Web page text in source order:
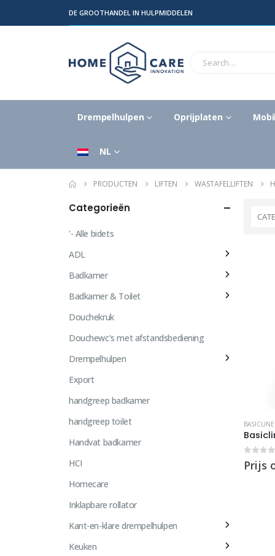
DE GROOTHANDEL IN HULPMIDDELEN
Drempelhulpen Oprijplaten
NL
PRODUCTEN LIFTEN WASTAFELLIFTEN
out
Prijs
Categorieën
'- Alle bidets
ADL
Badkamer
Badkamer & Toilet
Douchekruk
Douchewc's met afstandsbediening
Drempelhulpen
Export
handgreep badkamer
handgreep toilet
Handvat badkamer
HCI
Homecare
Inklapbare rollator
Kant-en-klare drempelhulpen
Keuken